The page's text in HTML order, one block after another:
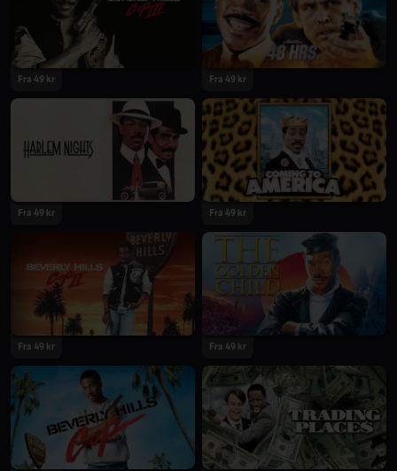
Fra 49 kr Fra 49 kr
Fra 49 kr Fra 49 kr
Fra 49 kr Fra 49 kr